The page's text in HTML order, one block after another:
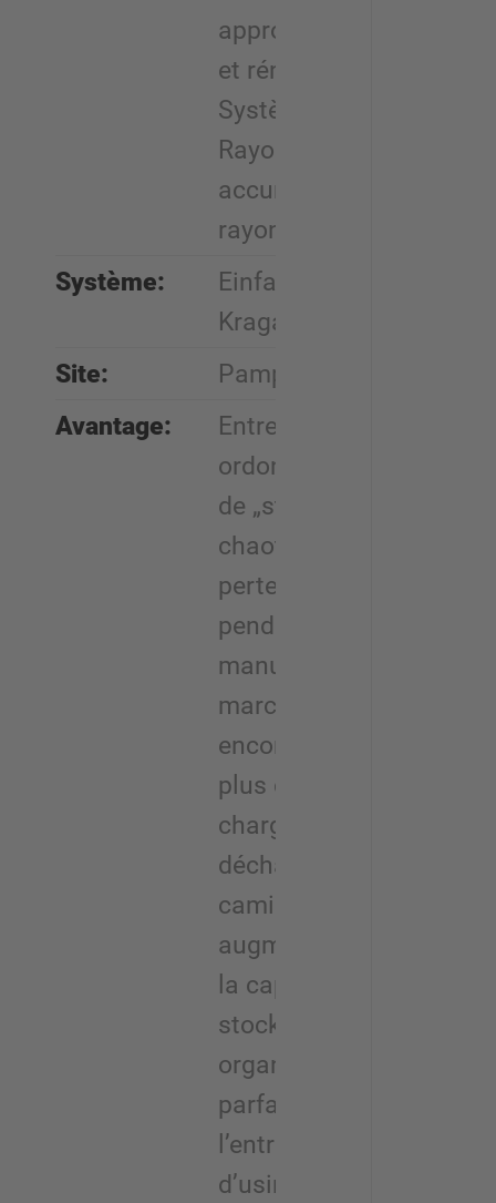
approvisionnement
et rénovation
Système:
Rayonnages à
accumulation,
rayonnage
Système:
Einfahrregale,
Kragarmregale
Site:
Pamplona (E)
Avantage:
Entrepôts
ordonnés au lieu
de „stockage
chaotique“, pas de
perte de temps
pendant la
manutention des
marchandise
encombrantes,
plus de place pour
chargement et
déchargement des
camions,
augmentation de
la capacité de
stockage,
organisation
parfaite de
l’entrepôt a l’entrée
d’usine et à la